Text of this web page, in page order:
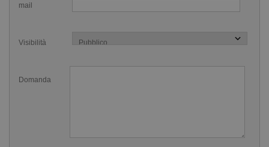
mail
Visibilità
Domanda